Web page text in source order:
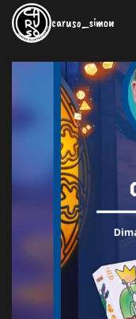
caruso_simon